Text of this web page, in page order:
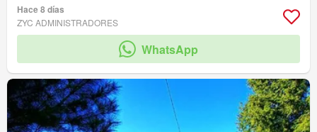
Hace 8 días
ZYC ADMINISTRADORES
WhatsApp